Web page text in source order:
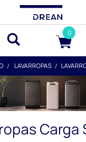
0
LAVARROPAS
Carga